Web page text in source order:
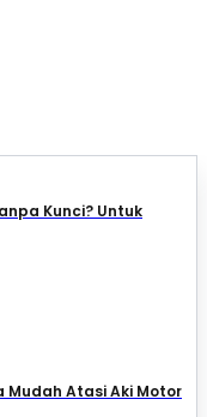
Kunci? Untuk
Mudah Atasi Aki Motor